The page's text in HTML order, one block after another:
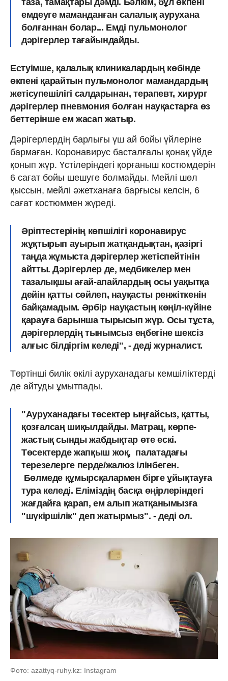
таза, тамақтары дәмді. Бәлкім, бұл өкпені
емдеуге маманданған салалық аурухана
болғаннан болар... Емді пульмонолог
дәрігерлер тағайындайды.
Естуімше, қалалық клиникалардың көбінде
өкпені қарайтын пульмонолог мамандардың
жетісупешілігі салдарынан, терапевт, хирург
дәрігерлер пневмония болған науқастарға өз
беттерінше ем жасап жатыр.
Дәрігерлердің барлығы үш ай бойы үйлеріне
бармаған. Коронавирус басталғалы қонақ үйде
қонып жүр. Үстілеріндегі қорғаныш костюмдерін
6 сағат бойы шешуге болмайды. Мейлі шөл
қыссын, мейлі әжетханаға барғысы келсін, 6
сағат костюммен жүреді.
Әріптестерінің көпшілігі коронавирус
жұқтырып ауырып жатқандықтан, қазіргі
таңда жұмыста дәрігерлер жетіспейтінін
айтты. Дәрігерлер де, медбикелер мен
тазалықшы ағай-апайлардың осы уақытқа
дейін қатты сөйлеп, науқасты ренжіткенін
байқамадым. Әрбір науқастың көңіл-күйіне
қарауға барынша тырысып жүр. Осы тұста,
дәрігерлердің тынымсыз еңбегіне шексіз
алғыс білдіргім келеді", - деді журналист.
Төртінші билік өкілі ауруханадағы кемшіліктерді
де айтуды ұмытпады.
"Ауруханадағы төсектер ыңғайсыз, қатты,
қозғалсаң шиқылдайды. Матрац, көрпе-
жастық сынды жабдықтар өте ескі.
Төсектерде жапқыш жоқ, палатадағы
терезелерге перде/жалюз ілінбеген.
Бөлмеде құмырсқалармен бірге ұйықтауға
тура келеді. Еліміздің басқа өңірлеріндегі
жағдайға қарап, ем алып жатқанымызға
"шүкіршілік" деп жатырмыз". - деді ол.
Фото: azattyq-ruhy.kz: Instagram